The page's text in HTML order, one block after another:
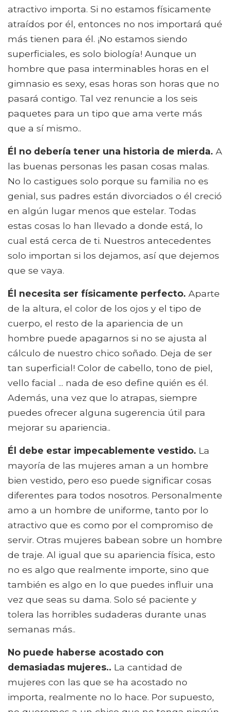
atractivo importa. Si no estamos físicamente
atraídos por él, entonces no nos importará qué
más tienen para él. ¡No estamos siendo
superficiales, es solo biología! Aunque un
hombre que pasa interminables horas en el
gimnasio es sexy, esas horas son horas que no
pasará contigo. Tal vez renuncie a los seis
paquetes para un tipo que ama verte más
que a sí mismo..
Él no debería tener una historia de mierda. A
las buenas personas les pasan cosas malas.
No lo castigues solo porque su familia no es
genial, sus padres están divorciados o él creció
en algún lugar menos que estelar. Todas
estas cosas lo han llevado a donde está, lo
cual está cerca de ti. Nuestros antecedentes
solo importan si los dejamos, así que dejemos
que se vaya.
Él necesita ser físicamente perfecto. Aparte
de la altura, el color de los ojos y el tipo de
cuerpo, el resto de la apariencia de un
hombre puede apagarnos si no se ajusta al
cálculo de nuestro chico soñado. Deja de ser
tan superficial! Color de cabello, tono de piel,
vello facial ... nada de eso define quién es él.
Además, una vez que lo atrapas, siempre
puedes ofrecer alguna sugerencia útil para
mejorar su apariencia..
Él debe estar impecablemente vestido. La
mayoría de las mujeres aman a un hombre
bien vestido, pero eso puede significar cosas
diferentes para todos nosotros. Personalmente
amo a un hombre de uniforme, tanto por lo
atractivo que es como por el compromiso de
servir. Otras mujeres babean sobre un hombre
de traje. Al igual que su apariencia física, esto
no es algo que realmente importe, sino que
también es algo en lo que puedes influir una
vez que seas su dama. Solo sé paciente y
tolera las horribles sudaderas durante unas
semanas más..
No puede haberse acostado con
demasiadas mujeres.. La cantidad de
mujeres con las que se ha acostado no
importa, realmente no lo hace. Por supuesto,